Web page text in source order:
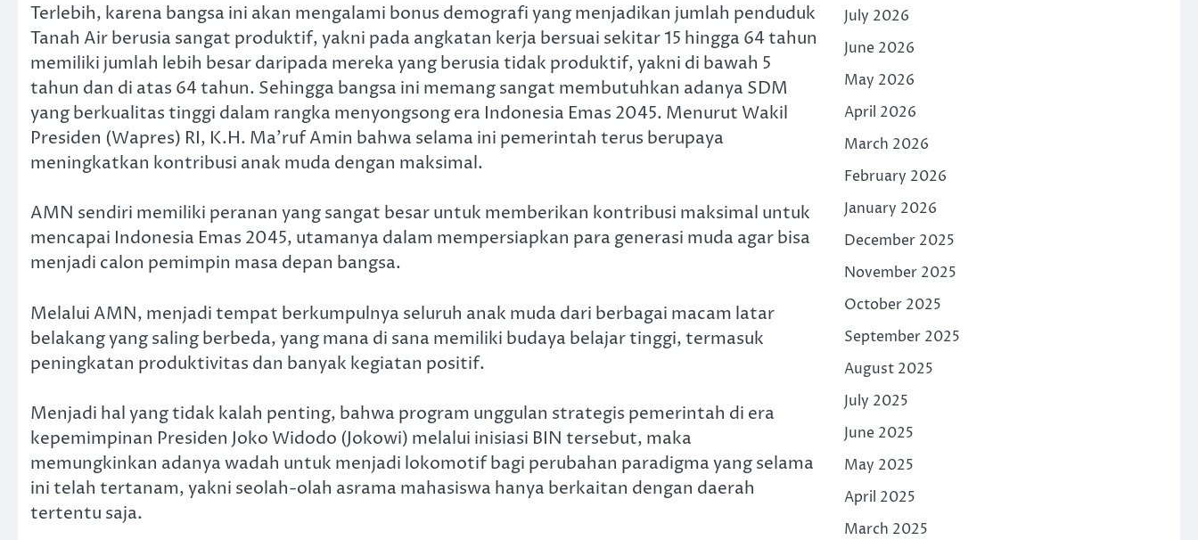
Terlebih, karena bangsa ini akan mengalami bonus demografi yang menjadikan jumlah penduduk
Tanah Air berusia sangat produktif, yakni pada angkatan kerja bersuai sekitar 15 hingga 64 tahun
memiliki jumlah lebih besar daripada mereka yang berusia tidak produktif, yakni di bawah 5
tahun dan di atas 64 tahun. Sehingga bangsa ini memang sangat membutuhkan adanya SDM
yang berkualitas tinggi dalam rangka menyongsong era Indonesia Emas 2045. Menurut Wakil
Presiden (Wapres) RI, K.H. Ma’ruf Amin bahwa selama ini pemerintah terus berupaya
meningkatkan kontribusi anak muda dengan maksimal.
AMN sendiri memiliki peranan yang sangat besar untuk memberikan kontribusi maksimal untuk
mencapai Indonesia Emas 2045, utamanya dalam mempersiapkan para generasi muda agar bisa
menjadi calon pemimpin masa depan bangsa.
Melalui AMN, menjadi tempat berkumpulnya seluruh anak muda dari berbagai macam latar
belakang yang saling berbeda, yang mana di sana memiliki budaya belajar tinggi, termasuk
peningkatan produktivitas dan banyak kegiatan positif.
Menjadi hal yang tidak kalah penting, bahwa program unggulan strategis pemerintah di era
kepemimpinan Presiden Joko Widodo (Jokowi) melalui inisiasi BIN tersebut, maka
memungkinkan adanya wadah untuk menjadi lokomotif bagi perubahan paradigma yang selama
ini telah tertanam, yakni seolah-olah asrama mahasiswa hanya berkaitan dengan daerah
tertentu saja.
July 2026
June 2026
May 2026
April 2026
March 2026
February 2026
January 2026
December 2025
November 2025
October 2025
September 2025
August 2025
July 2025
June 2025
May 2025
April 2025
March 2025